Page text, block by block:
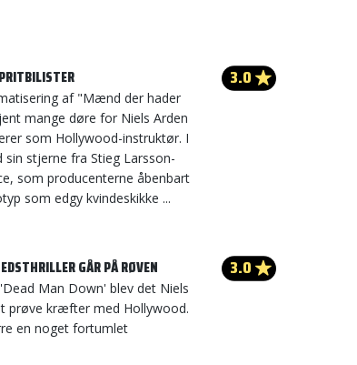
af "Mænd der hader
mange døre for Niels Arden
som Hollywood-instruktør. I
sin stjerne fra Stieg Larsson-
som producenterne åbenbart
som edgy kvindeskikke ...
3.0
GÅR PÅ RØVEN
Man Down' blev det Niels
prøve kræfter med Hollywood.
en noget fortumlet
3.0